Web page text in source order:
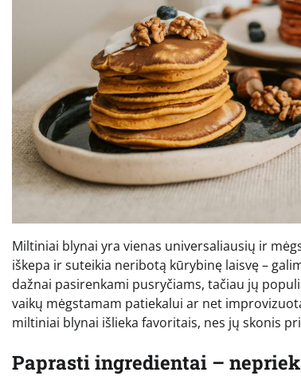
Miltiniai blynai yra vienas universaliausių ir
iškepa ir suteikia neribotą kūrybinę laisvę –
dažnai pasirenkami pusryčiams, tačiau jų
vaikų mėgstamam patiekalui ar net
miltiniai blynai išlieka favoritais, nes jų skonis
Paprasti ingredientai –